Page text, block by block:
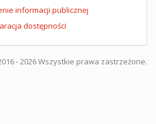
informacji publicznej
dostępności
- 2026 Wszystkie prawa zastrzeżone.